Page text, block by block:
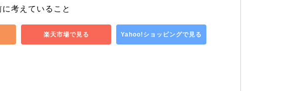
考えていること
楽天市場で見る Yahoo!ショッピングで見る